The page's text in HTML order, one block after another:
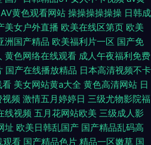
AV黄色观看网站 操操操操操操 日韩成
美女户外直播 欧美在线区第页 欧美
洲国产精品 欧美福利片一区 国产免
黄色网络在线观看 成人午夜福利免费
国产在线播放精品 日本高清视频不卡
看 美女网站黄a大全 黄色高清网站 日
频 激情五月婷婷日 三级尤物影院福
线视频 五月花网站欧美 三级成人影
址 欧美日韩乱国产 国产精品乱码高
观看 国产精品色片 精品一区嫩草 国